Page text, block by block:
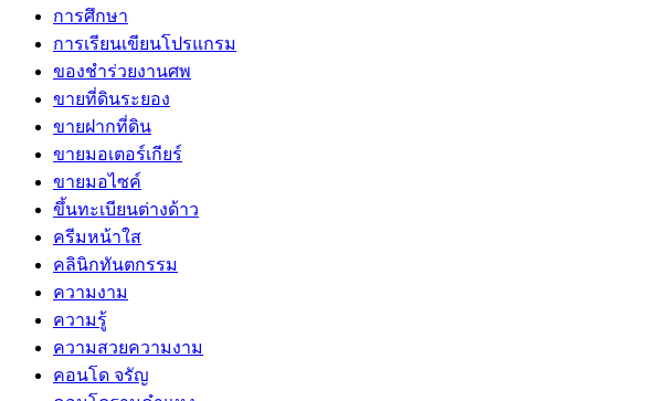
การศึกษา
การเรียนเขียนโปรแกรม
ของชำร่วยงานศพ
ขายที่ดินระยอง
ขายฝากที่ดิน
ขายมอเตอร์เกียร์
ขายมอไซค์
ขึ้นทะเบียนต่างด้าว
ครีมหน้าใส
คลินิกทันตกรรม
ความงาม
ความรู้
ความสวยความงาม
คอนโด จรัญ